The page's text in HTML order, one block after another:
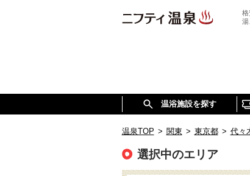
格
湯
温浴施設を探す
温泉TOP > 関東 > 東京都 > 代々
選択中のエリア